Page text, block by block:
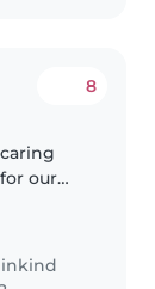
8
our
so